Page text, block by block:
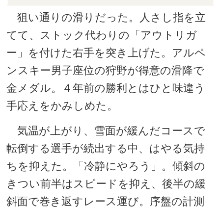
狙い通りの滑りだった。人さし指を立
てて、ストック代わりの「アウトリガ
ー」を付けた右手を突き上げた。アルペ
ンスキー男子座位の狩野が得意の滑降で
金メダル。４年前の勝利とはひと味違う
手応えをかみしめた。
気温が上がり、雪面が緩んだコースで
転倒する選手が続出する中、はやる気持
ちを抑えた。「冷静にやろう」。傾斜の
きつい前半はスピードを抑え、後半の緩
斜面で巻き返すレース運び。序盤の計測